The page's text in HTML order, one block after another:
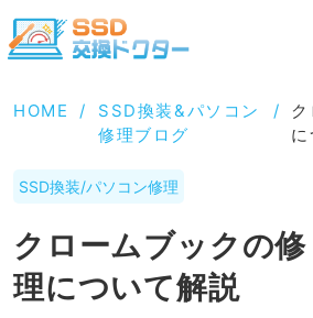
HOME /
SSD換装&パソコン
修理ブログ
/
SSD換装/パソコン修理
クロームブックの修
理について解説